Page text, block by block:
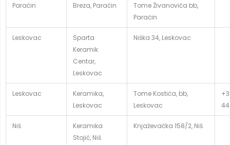
Paraćin Breza, Paraćin
Tome Živanovića bb,
Paraćin
Leskovac
Sparta
Keramik
Centar,
Leskovac
Niška 34, Leskovac
Leskovac
Keramika,
Leskovac
Tome Kostića, bb,
Leskovac
Niš
Keramika
Stojić, Niš
Knjaževačka 158/2, Niš